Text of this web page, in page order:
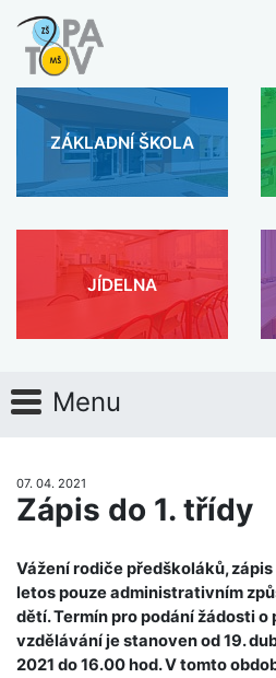
ZÁKLADNÍ ŠKOLA
JÍDELNA
Menu
07. 04. 2021
Zápis do 1. třídy
Vážení rodiče předškoláků, zápis
letos pouze administrativním
dětí. Termín pro podání žádosti
vzdělávání je stanoven od 19.
2021 do 16.00 hod. V tomto